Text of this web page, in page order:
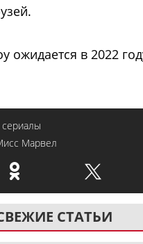
ожидается в 2022
Марвел
СТАТЬИ